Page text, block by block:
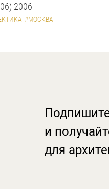
2006
#МОСКВА
и
для